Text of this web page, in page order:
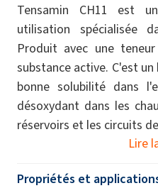
Tensamin CH11 est
utilisation spécialisée
Produit avec une
substance active. C'est
bonne solubilité dans
désoxydant dans les
réservoirs et les circuits
Lire
Propriétés et